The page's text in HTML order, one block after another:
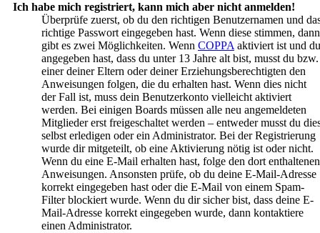
Ich habe mich registriert, kann mich aber nicht anmelden!
Überprüfe zuerst, ob du den richtigen Benutzernamen und
richtige Passwort eingegeben hast. Wenn diese stimmen, dann
gibt es zwei Möglichkeiten. Wenn COPPA aktiviert ist und du
angegeben hast, dass du unter 13 Jahre alt bist, musst du bzw.
einer deiner Eltern oder deiner Erziehungsberechtigten den
Anweisungen folgen, die du erhalten hast. Wenn dies nicht
der Fall ist, muss dein Benutzerkonto vielleicht aktiviert
werden. Bei einigen Boards müssen alle neu angemeldeten
Mitglieder erst freigeschaltet werden – entweder musst du
selbst erledigen oder ein Administrator. Bei der Registrierung
wurde dir mitgeteilt, ob eine Aktivierung nötig ist oder nicht.
Wenn du eine E-Mail erhalten hast, folge den dort enthaltenen
Anweisungen. Ansonsten prüfe, ob du deine E-Mail-Adresse
korrekt eingegeben hast oder die E-Mail von einem Spam-
Filter blockiert wurde. Wenn du dir sicher bist, dass deine E-
Mail-Adresse korrekt eingegeben wurde, dann kontaktiere
einen Administrator.